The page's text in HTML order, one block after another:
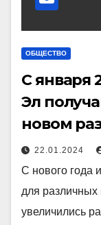
ОБЩЕСТВО
С января
Эл
новом
22.01.2024
С нового года
для различных
увеличились